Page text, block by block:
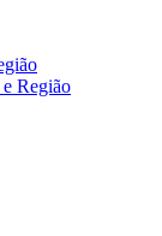
Região